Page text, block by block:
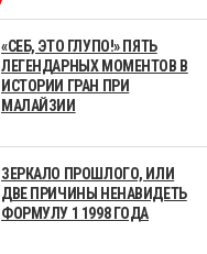
«СЕБ, ЭТО ГЛУПО!» ПЯТЬ
ЛЕГЕНДАРНЫХ МОМЕНТОВ В
ИСТОРИИ ГРАН ПРИ
МАЛАЙЗИИ
ЗЕРКАЛО ПРОШЛОГО, ИЛИ
ДВЕ ПРИЧИНЫ НЕНАВИДЕТЬ
ФОРМУЛУ 1 1998 ГОДА